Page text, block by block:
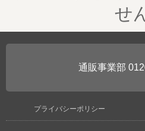
せ
プライバシーポリシー